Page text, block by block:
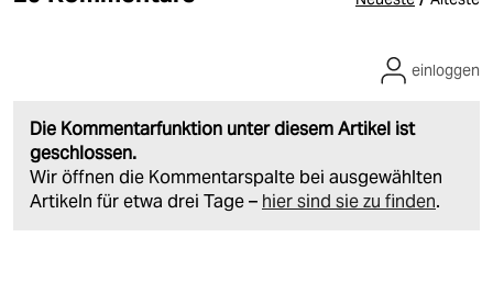
Die Kommentarfunktion unter diesem Artikel ist
geschlossen.
Wir öffnen die Kommentarspalte bei ausgewählten
Artikeln für etwa drei Tage – hier sind sie zu finden.
einloggen